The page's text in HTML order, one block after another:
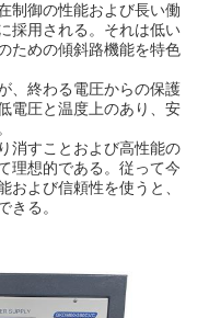
制御の性能および長い働
採用される。それは低い
ための傾斜路機能を特色
、終わる電圧からの保護
電圧と温度上のあり、安
消すことおよび高性能の
理想的である。従って今
および信頼性を使うと、
きる。